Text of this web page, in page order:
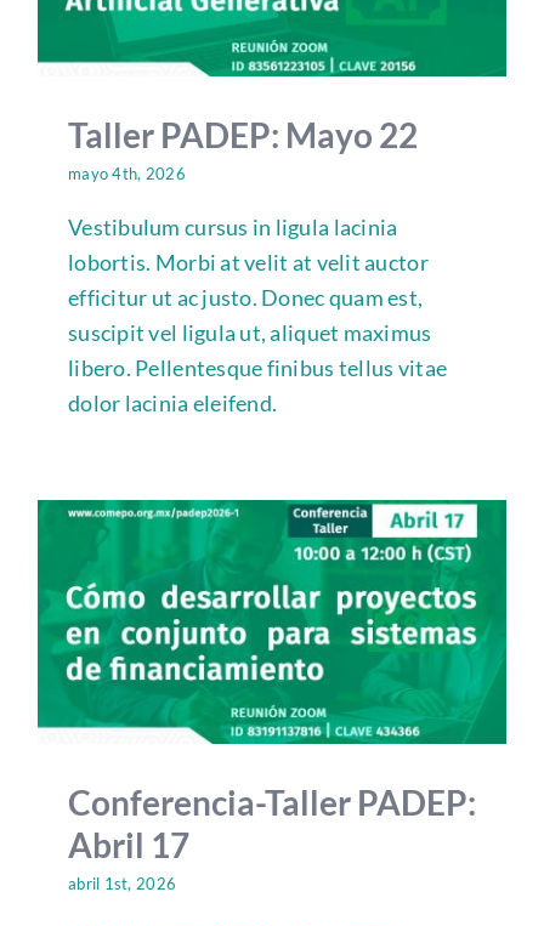
Taller PADEP: Mayo 22
mayo 4th, 2026
Vestibulum cursus in ligula lacinia
lobortis. Morbi at velit at velit auctor
efficitur ut ac justo. Donec quam est,
suscipit vel ligula ut, aliquet maximus
libero. Pellentesque finibus tellus vitae
dolor lacinia eleifend.
Conferencia-Taller PADEP:
Abril 17
abril 1st, 2026